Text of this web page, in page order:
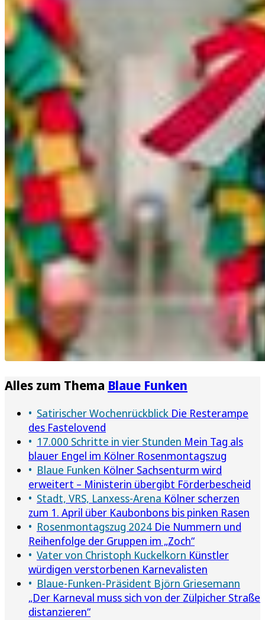
Alles zum Thema Blaue Funken
Satirischer Wochenrückblick Die Resterampe
des Fastelovend
17.000 Schritte in vier Stunden Mein Tag als
blauer Engel im Kölner Rosenmontagszug
Blaue Funken Kölner Sachsenturm wird
erweitert – Ministerin übergibt Förderbescheid
Stadt, VRS, Lanxess-Arena Kölner scherzen
zum 1. April über Kaubonbons bis pinken Rasen
Rosenmontagszug 2024 Die Nummern und
Reihenfolge der Gruppen im „Zoch“
Vater von Christoph Kuckelkorn Künstler
würdigen verstorbenen Karnevalisten
Blaue-Funken-Präsident Björn Griesemann
„Der Karneval muss sich von der Zülpicher Straße
distanzieren“